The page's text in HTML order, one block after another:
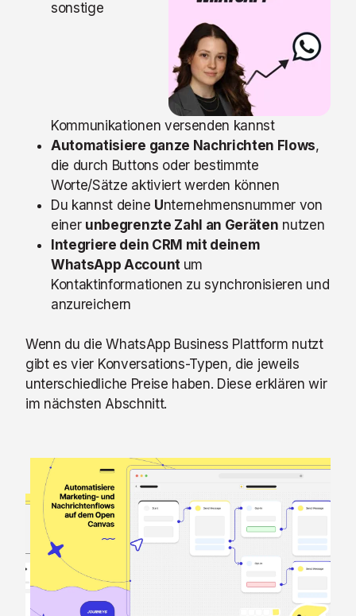
sonstige
Kommunikationen versenden kannst
Automatisiere ganze Nachrichten Flows,
die durch Buttons oder bestimmte
Worte/Sätze aktiviert werden können
Du kannst deine Unternehmensnummer von
einer unbegrenzte Zahl an Geräten nutzen
Integriere dein CRM mit deinem
WhatsApp Account um
Kontaktinformationen zu synchronisieren und
anzureichern
Wenn du die WhatsApp Business Plattform nutzt
gibt es vier Konversations-Typen, die jeweils
unterschiedliche Preise haben. Diese erklären wir
im nächsten Abschnitt.